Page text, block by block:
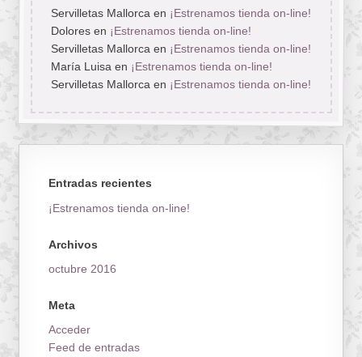
Servilletas Mallorcaen ¡Estrenamos tienda on-line!
Doloresen ¡Estrenamos tienda on-line!
Servilletas Mallorcaen ¡Estrenamos tienda on-line!
María Luisaen ¡Estrenamos tienda on-line!
Servilletas Mallorcaen ¡Estrenamos tienda on-line!
Entradas recientes
¡Estrenamos tienda on-line!
Archivos
octubre 2016
Meta
Acceder
Feed de entradas